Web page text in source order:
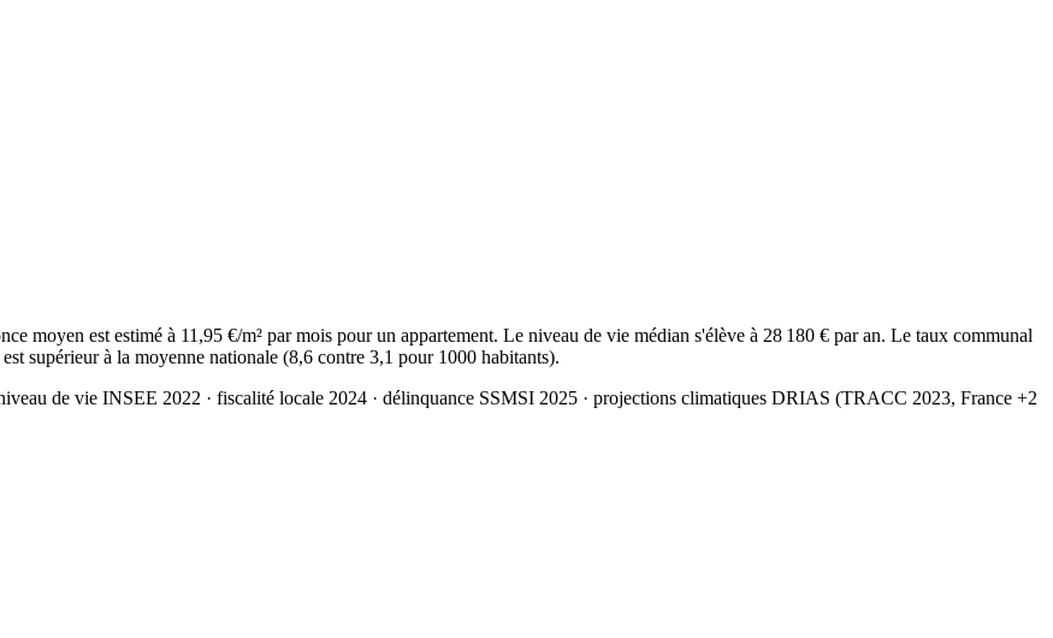
moyen est estimé à 11,95 €/m² par mois pour un appartement. Le niveau de vie médian s'élève à 28 180 € par an. Le taux communal
supérieur à la moyenne nationale (8,6 contre 3,1 pour 1000 habitants).
de vie INSEE 2022 · fiscalité locale 2024 · délinquance SSMSI 2025 · projections climatiques DRIAS (TRACC 2023, France +2